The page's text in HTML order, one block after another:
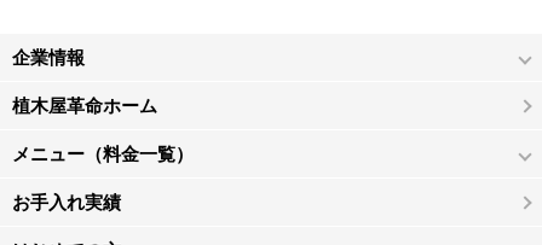
企業情報
植木屋革命ホーム
メニュー（料金一覧）
お手入れ実績